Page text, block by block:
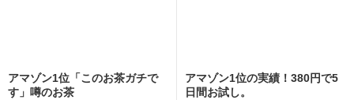
アマゾン1位「このお茶ガチで
す」噂のお茶
アマゾン1位の実績！380円で5
日間お試し。